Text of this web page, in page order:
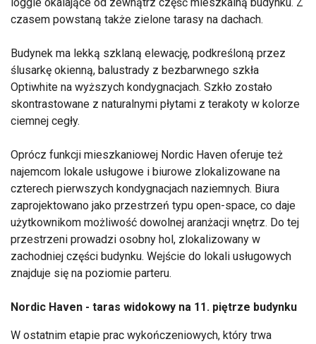
czasem powstaną także zielone tarasy na dachach.
Budynek ma lekką szklaną elewację, podkreśloną przez
ślusarkę okienną, balustrady z bezbarwnego szkła
Optiwhite na wyższych kondygnacjach. Szkło zostało
skontrastowane z naturalnymi płytami z terakoty w kolorze
ciemnej cegły.
Oprócz funkcji mieszkaniowej Nordic Haven oferuje też
najemcom lokale usługowe i biurowe zlokalizowane na
czterech pierwszych kondygnacjach naziemnych. Biura
zaprojektowano jako przestrzeń typu open-space, co daje
użytkownikom możliwość dowolnej aranżacji wnętrz. Do tej
przestrzeni prowadzi osobny hol, zlokalizowany w
zachodniej części budynku. Wejście do lokali usługowych
znajduje się na poziomie parteru.
Nordic Haven - taras widokowy na 11. piętrze budynku
W ostatnim etapie prac wykończeniowych, który trwa